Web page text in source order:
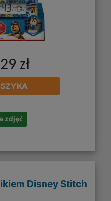
zł
zdjęć
Disney Stitch